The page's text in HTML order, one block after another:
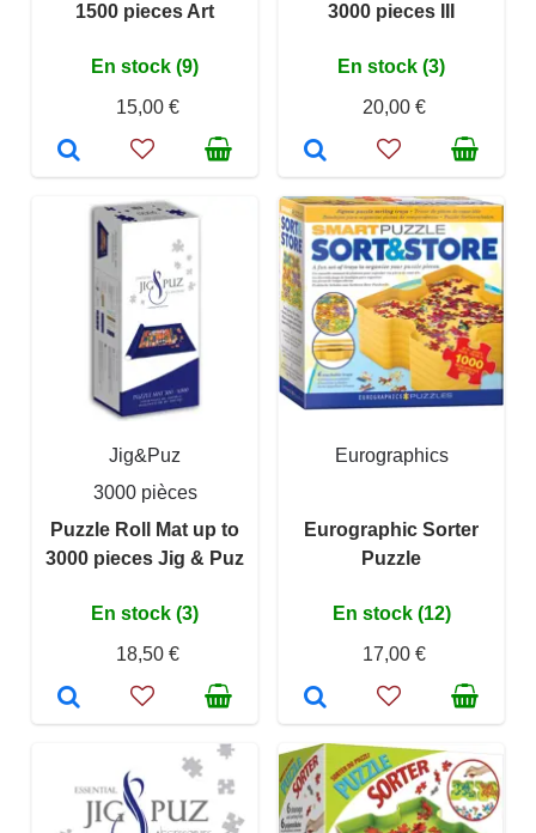
1500 pieces Art
En stock (9)
15,00 €
3000 pieces III
En stock (3)
20,00 €
Jig&Puz
3000 pièces
Puzzle Roll Mat up to
3000 pieces Jig & Puz
En stock (3)
18,50 €
Eurographics
Eurographic Sorter
Puzzle
En stock (12)
17,00 €